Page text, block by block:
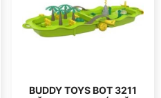
BUDDY TOYS BOT 3211